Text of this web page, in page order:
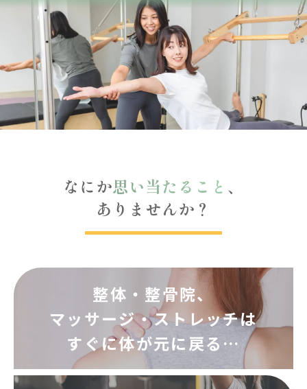
なにか思い当たること 、
ありませんか？
整体・整骨院、
マッサージ・ストレッチは
すぐに体が元に戻る…